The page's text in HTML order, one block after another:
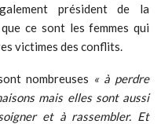
président de la
ce sont les femmes qui
victimes des conflits.
nombreuses « à perdre
mais elles sont aussi
et à rassembler. Et